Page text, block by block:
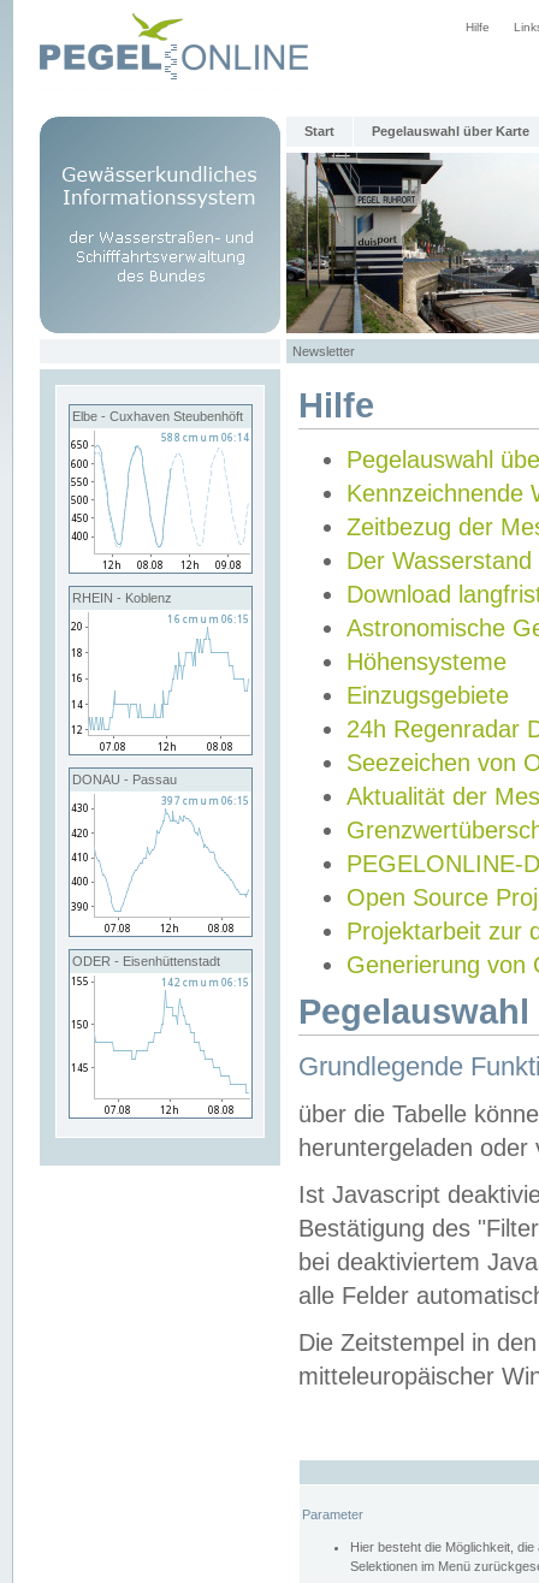
Hilfe
Start Pegelauswahl über Karte
Newsletter
Elbe - Cuxhaven Steubenhöft
RHEIN - Koblenz
DONAU - Passau
ODER - Eisenhüttenstadt
Hilfe
Pegelauswahl
Kennzeichnende
Zeitbezug der
Der Wasserstand
Download
Astronomische
Höhensysteme
Einzugsgebiete
24h Regenradar
Seezeichen von
Aktualität der
PEGELONLINE-
Open Source
Projektarbeit zur
Generierung von
Grundlegende
über die Tabelle
heruntergeladen oder
Ist Javascript
Bestätigung des
bei deaktiviertem
alle Felder
Die Zeitstempel in
mitteleuropäischer
Parameter
Hier besteht die Möglichkeit,
Selektionen im Menü